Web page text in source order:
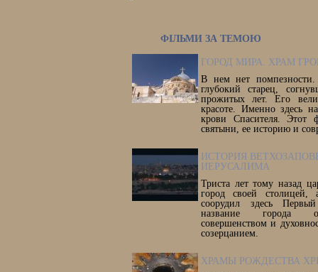
ФІЛЬМИ ЗА ТЕМОЮ
ГОРОД МИРА. ХРАМ
В нем нет
глубокий старец,
прожитых лет. Его
красоте. Именно здесь
крови Спасителя. Этот
святыни, ее историю и
ИСТОРИЯ
ИЕРУСАЛИМА
Триста лет тому назад
город своей
соорудил здесь
название города
совершенством и
созерцанием.
ХРАМЫ РОЖДЕСТВА